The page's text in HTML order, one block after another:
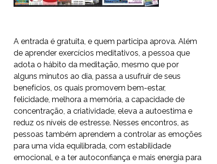
A entrada é gratuita, e quem participa aprova. Além
de aprender exercícios meditativos, a pessoa que
adota o hábito da meditação, mesmo que por
alguns minutos ao dia, passa a usufruir de seus
benefícios, os quais promovem bem-estar,
felicidade, melhora a memória, a capacidade de
concentração, a criatividade, eleva a autoestima e
reduz os níveis de estresse. Nesses encontros, as
pessoas também aprendem a controlar as emoções
para uma vida equilibrada, com estabilidade
emocional, e a ter autoconfiança e mais energia para